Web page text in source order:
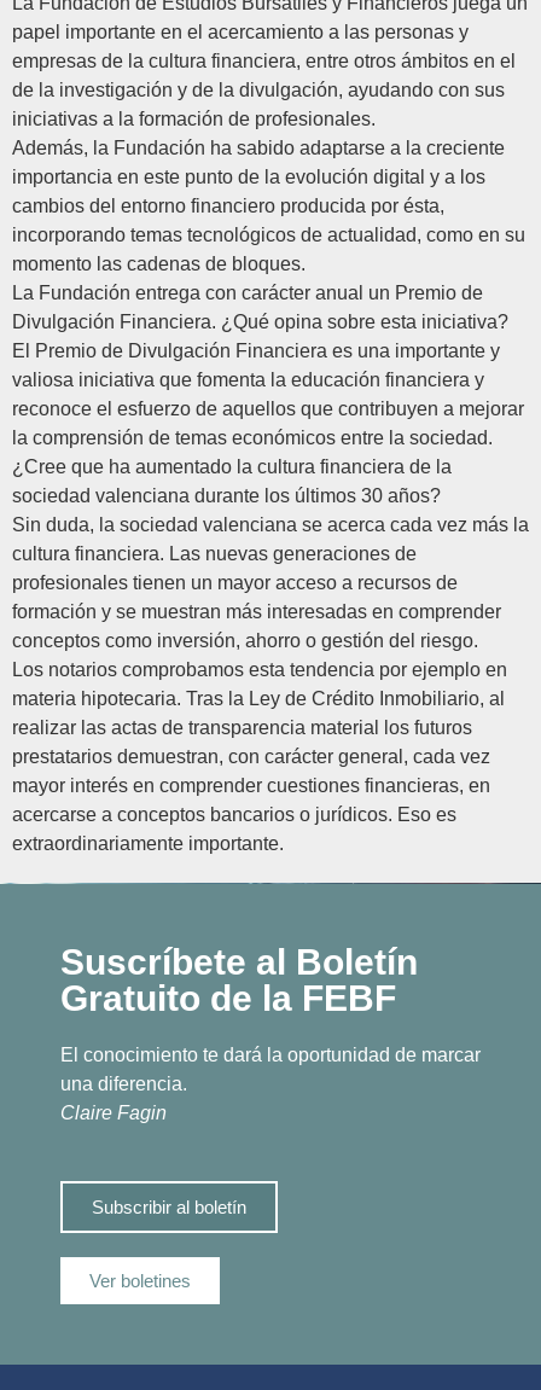
papel importante en el acercamiento a las personas y
empresas de la cultura financiera, entre otros ámbitos en el
de la investigación y de la divulgación, ayudando con sus
iniciativas a la formación de profesionales.
Además, la Fundación ha sabido adaptarse a la creciente
importancia en este punto de la evolución digital y a los
cambios del entorno financiero producida por ésta,
incorporando temas tecnológicos de actualidad, como en su
momento las cadenas de bloques.
La Fundación entrega con carácter anual un Premio de
Divulgación Financiera. ¿Qué opina sobre esta iniciativa?
El Premio de Divulgación Financiera es una importante y
valiosa iniciativa que fomenta la educación financiera y
reconoce el esfuerzo de aquellos que contribuyen a mejorar
la comprensión de temas económicos entre la sociedad.
¿Cree que ha aumentado la cultura financiera de la
sociedad valenciana durante los últimos 30 años?
Sin duda, la sociedad valenciana se acerca cada vez más la
cultura financiera. Las nuevas generaciones de
profesionales tienen un mayor acceso a recursos de
formación y se muestran más interesadas en comprender
conceptos como inversión, ahorro o gestión del riesgo.
Los notarios comprobamos esta tendencia por ejemplo en
materia hipotecaria. Tras la Ley de Crédito Inmobiliario, al
realizar las actas de transparencia material los futuros
prestatarios demuestran, con carácter general, cada vez
mayor interés en comprender cuestiones financieras, en
acercarse a conceptos bancarios o jurídicos. Eso es
extraordinariamente importante.
Suscríbete al Boletín
Gratuito de la FEBF
El conocimiento te dará la oportunidad de marcar
una diferencia.
Claire Fagin
Subscribir al boletín
Ver boletines